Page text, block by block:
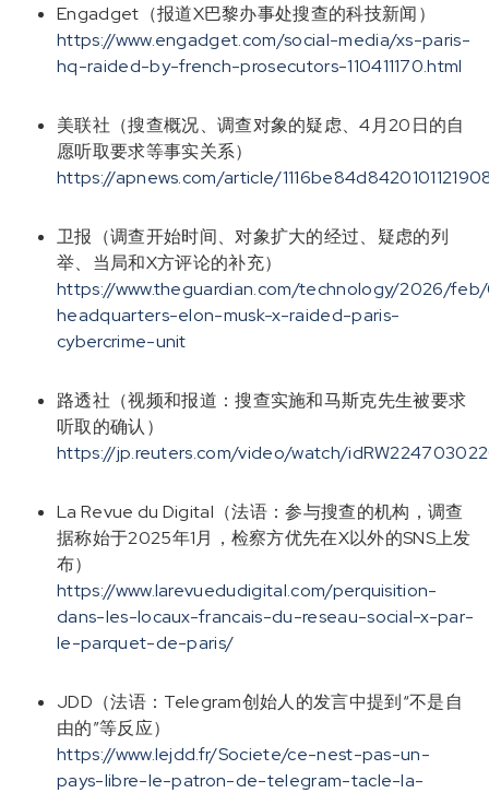
Engadget（报道X巴黎办事处搜查的科技新闻）
https://www.engadget.com/social-media/xs-paris-
hq-raided-by-french-prosecutors-110411170.html
美联社（搜查概况、调查对象的疑虑、4月20日的自
愿听取要求等事实关系）
https://apnews.com/article/
卫报（调查开始时间、对象扩大的经过、疑虑的列
举、当局和X方评论的补充）
https://www.theguardian.com/technology/2026/
headquarters-elon-musk-x-raided-paris-
cybercrime-unit
路透社（视频和报道：搜查实施和马斯克先生被要求
听取的确认）
https://jp.reuters.com/video/watch/
La Revue du Digital（法语：参与搜查的机构，调查
据称始于2025年1月，检察方优先在X以外的SNS上发
布）
https://www.larevuedudigital.com/perquisition-
dans-les-locaux-francais-du-reseau-social-x-par-
le-parquet-de-paris/
JDD（法语：Telegram创始人的发言中提到“不是自
由的”等反应）
https://www.lejdd.fr/Societe/ce-nest-pas-un-
pays-libre-le-patron-de-telegram-tacle-la-